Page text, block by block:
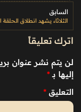
السابق
اترك تعليقاً
لن يتم نشر عنوان
إليها بـ *
التعليق *